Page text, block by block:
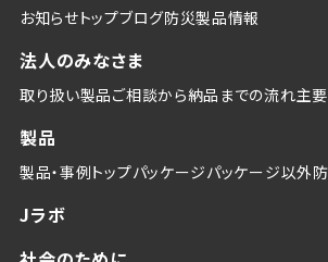
お知らせトップブログ防災製品情報
法人のみなさま
取り扱い製品ご相談から納品までの流れ主
製品
製品・事例トップパッケージパッケージ以外
Jラボ